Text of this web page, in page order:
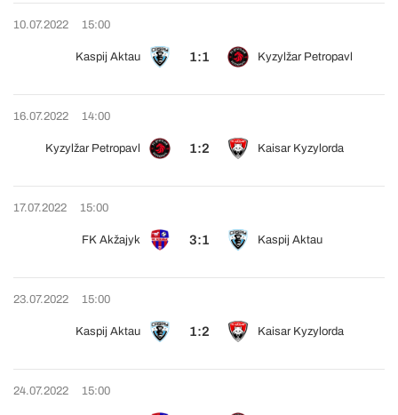
10.07.2022 15:00
Kaspij Aktau 1:1 Kyzylžar Petropavl
16.07.2022 14:00
Kyzylžar Petropavl 1:2 Kaisar Kyzylorda
17.07.2022 15:00
FK Akžajyk 3:1 Kaspij Aktau
23.07.2022 15:00
Kaspij Aktau 1:2 Kaisar Kyzylorda
24.07.2022 15:00